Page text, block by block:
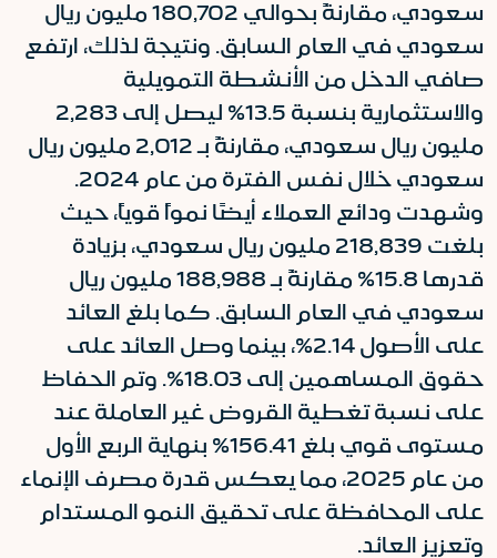
سعودي، مقارنةً بحوالي 180,702 مليون ريال
سعودي في العام السابق. ونتيجة لذلك، ارتفع
صافي الدخل من الأنشطة التمويلية
والاستثمارية بنسبة 13.5% ليصل إلى 2,283
مليون ريال سعودي، مقارنةً بـ 2,012 مليون ريال
سعودي خلال نفس الفترة من عام 2024.
وشهدت ودائع العملاء أيضًا نمواً قوياً، حيث
بلغت 218,839 مليون ريال سعودي، بزيادة
قدرها 15.8% مقارنةً بـ 188,988 مليون ريال
سعودي في العام السابق. كما بلغ العائد
على الأصول 2.14%، بينما وصل العائد على
حقوق المساهمين إلى 18.03%. وتم الحفاظ
على نسبة تغطية القروض غير العاملة عند
مستوى قوي بلغ 156.41% بنهاية الربع الأول
من عام 2025، مما يعكس قدرة مصرف الإنماء
على المحافظة على تحقيق النمو المستدام
وتعزيز العائد.